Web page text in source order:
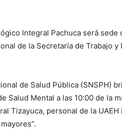
Integral Pachuca será sede
de la Secretaría de Trabajo y
de Salud Pública (SNSPH)
Mental a las 10:00 de la
Tizayuca, personal de la